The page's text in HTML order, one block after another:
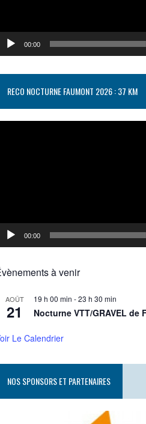
00:00
RECO NOCTURNE FAUMONT 2026 : 37 KM
00:00
à venir
AOÛT
21
19 h 00 min -23 h 30 min
Nocturne VTT/GRAVEL de
Le Calendrier
NOS SPONSORS ET PARTENAIRES